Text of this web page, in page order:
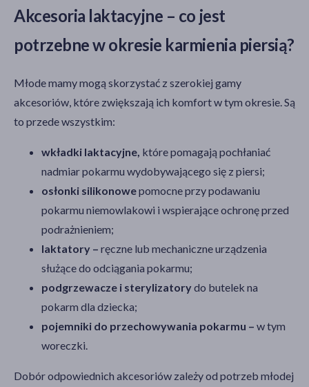
Akcesoria laktacyjne – co jest
potrzebne w okresie karmienia piersią?
Młode mamy mogą skorzystać z szerokiej gamy
akcesoriów, które zwiększają ich komfort w tym okresie. Są
to przede wszystkim:
wkładki laktacyjne, które pomagają pochłaniać
nadmiar pokarmu wydobywającego się z piersi;
osłonki silikonowepomocne przy podawaniu
pokarmu niemowlakowi i wspierające ochronę przed
podrażnieniem;
laktatory – ręczne lub mechaniczne urządzenia
służące do odciągania pokarmu;
podgrzewacze i sterylizatorydo butelek na
pokarm dla dziecka;
pojemniki do przechowywania pokarmu – w tym
woreczki.
Dobór odpowiednich akcesoriów zależy od potrzeb młodej